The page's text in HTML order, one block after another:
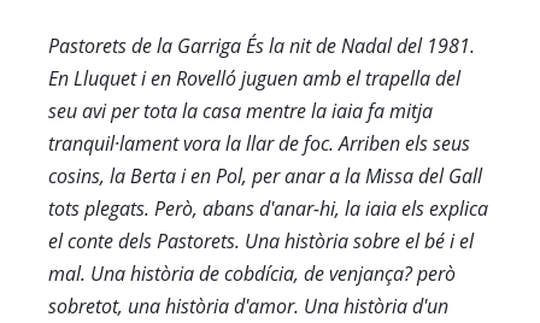
Pastorets de la Garriga És la nit de Nadal del 1981.
En Lluquet i en Rovelló juguen amb el trapella del
seu avi per tota la casa mentre la iaia fa mitja
tranquil·lament vora la llar de foc. Arriben els seus
cosins, la Berta i en Pol, per anar a la Missa del Gall
tots plegats. Però, abans d'anar-hi, la iaia els explica
el conte dels Pastorets. Una història sobre el bé i el
mal. Una història de cobdícia, de venjança? però
sobretot, una història d'amor. Una història d'un